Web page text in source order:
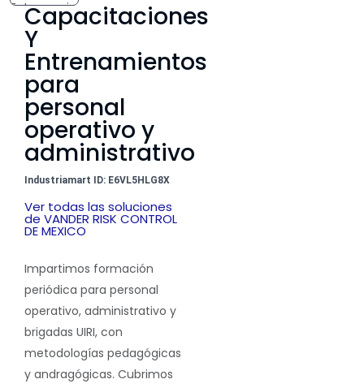
Capacitaciones
Y
Entrenamientos
para
personal
operativo y
administrativo
Industriamart ID: E6VL5HLG8X
Ver todas las soluciones
de VANDER RISK CONTROL
DE MEXICO
Impartimos formación
periódica para personal
operativo, administrativo y
brigadas UIRI, con
metodologías pedagógicas
y andragógicas. Cubrimos